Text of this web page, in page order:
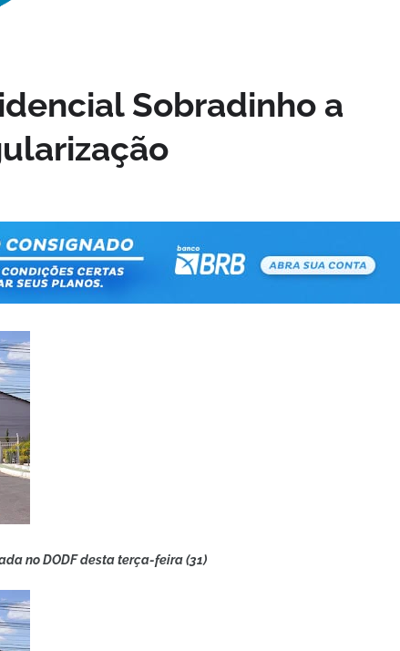
Sobradinho a
no DODF desta terça-feira (31)